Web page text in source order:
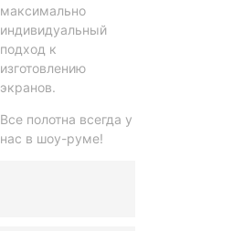
максимально
индивидуальный
подход к
изготовлению
экранов.
Все полотна всегда у
нас в шоу-руме!